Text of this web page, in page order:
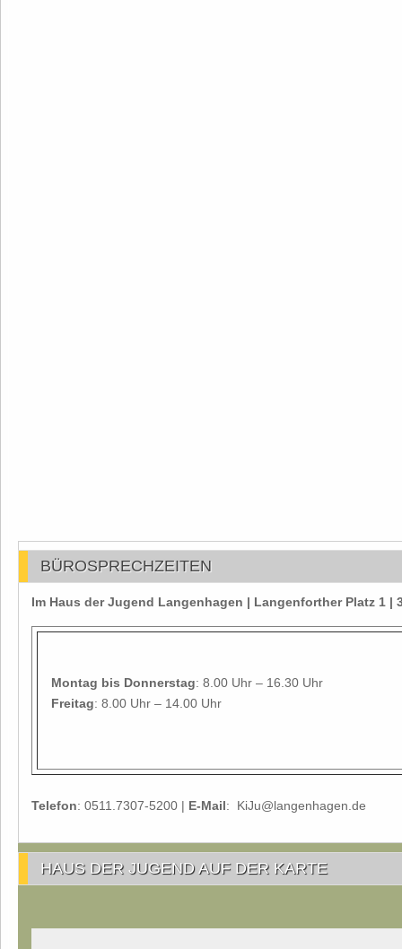
BÜROSPRECHZEITEN
Im Haus der Jugend Langenhagen | Langenforther Platz 1 |
Montag bis Donnerstag: 8.00 Uhr – 16.30 Uhr
Freitag: 8.00 Uhr – 14.00 Uhr
Telefon: 0511.7307-5200 | E-Mail: KiJu@langenhagen.de
HAUS DER JUGEND AUF DER KARTE